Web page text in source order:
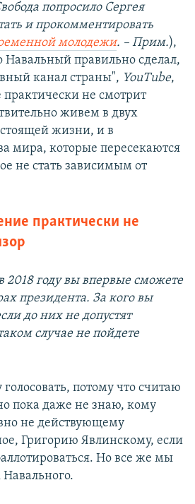
попросило Сергея
и прокомментировать
молодежи. – Прим.),
Навальный правильно сделал,
канал страны", YouTube,
не смотрит
живем в двух
жизни, и в
мира, которые пересекаются
не стать зависимым от
практически не
2018 году вы впервые сможете
президента. За кого вы
до них не допустят
случае не пойдете
потому что считаю
пока даже не знаю, кому
не действующему
Григорию Явлинскому, если
Но все же мы